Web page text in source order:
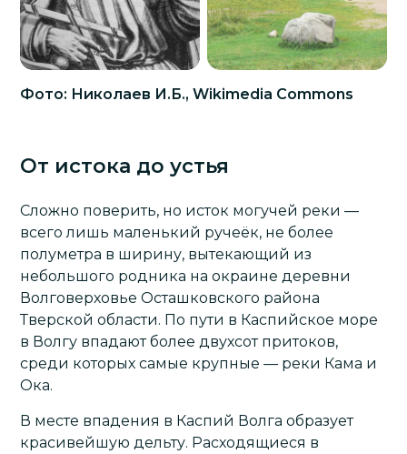
Фото: Николаев И.Б., Wikimedia Commons
От истока до устья
Сложно поверить, но исток могучей реки —
всего лишь маленький ручеёк, не более
полуметра в ширину, вытекающий из
небольшого родника на окраине деревни
Волговерховье Осташковского района
Тверской области. По пути в Каспийское море
в Волгу впадают более двухсот притоков,
среди которых самые крупные — реки Кама и
Ока.
В месте впадения в Каспий Волга образует
красивейшую дельту. Расходящиеся в